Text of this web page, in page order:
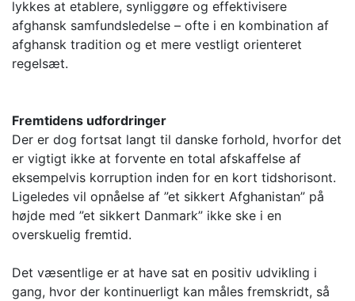
lykkes at etablere, synliggøre og effektivisere
afghansk samfundsledelse – ofte i en kombination af
afghansk tradition og et mere vestligt orienteret
regelsæt.
Fremtidens udfordringer
Der er dog fortsat langt til danske forhold, hvorfor det
er vigtigt ikke at forvente en total afskaffelse af
eksempelvis korruption inden for en kort tidshorisont.
Ligeledes vil opnåelse af ”et sikkert Afghanistan” på
højde med ”et sikkert Danmark” ikke ske i en
overskuelig fremtid.
Det væsentlige er at have sat en positiv udvikling i
gang, hvor der kontinuerligt kan måles fremskridt, så